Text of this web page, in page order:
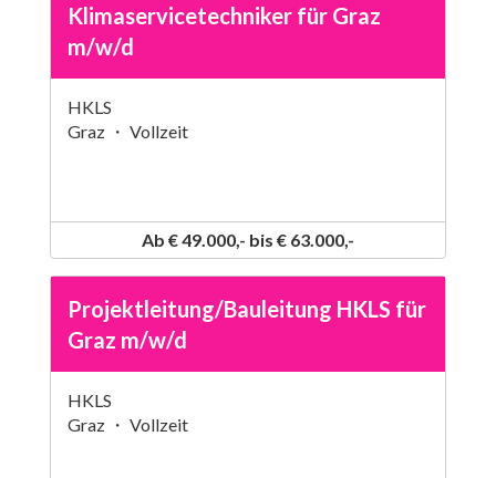
Klimaservicetechniker für Graz
m/w/d
HKLS
Graz ・ Vollzeit
Ab € 49.000,- bis € 63.000,-
Projektleitung/Bauleitung HKLS für
Graz m/w/d
HKLS
Graz ・ Vollzeit